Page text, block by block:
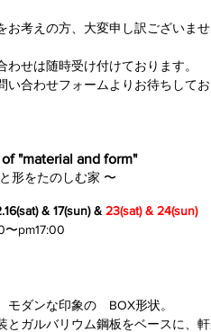
お考えの方、大変申し訳ございませ
わせは随時受け付けております。
い合わせフォームよりお待ちしてお
"material and form"
形をたのしむ家 〜
& 17(sun) & 23(sat) & 24(sun)
〜pm17:00
モダンな印象の　BOX形状。
とガルバリウム鋼板をベースに、